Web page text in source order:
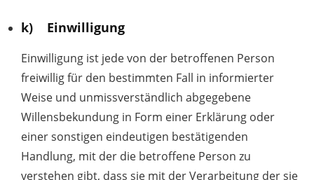
k) Einwilligung
Einwilligung ist jede von der betroffenen Person
freiwillig für den bestimmten Fall in informierter
Weise und unmissverständlich abgegebene
Willensbekundung in Form einer Erklärung oder
einer sonstigen eindeutigen bestätigenden
Handlung, mit der die betroffene Person zu
verstehen gibt, dass sie mit der Verarbeitung der sie